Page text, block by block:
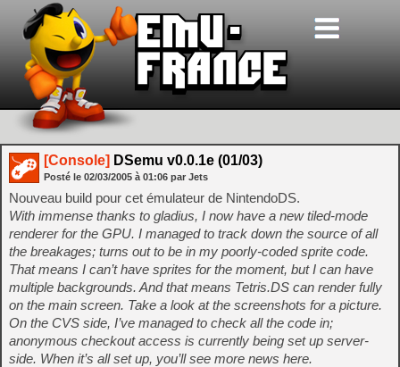
[Console] DSemu v0.0.1e (01/03)
Posté le 02/03/2005 à 01:06 par Jets
Nouveau build pour cet émulateur de NintendoDS.
With immense thanks to gladius, I now have a new tiled-mode
renderer for the GPU. I managed to track down the source of all
the breakages; turns out to be in my poorly-coded sprite code.
That means I can’t have sprites for the moment, but I can have
multiple backgrounds. And that means Tetris.DS can render fully
on the main screen. Take a look at the screenshots for a picture.
On the CVS side, I’ve managed to check all the code in;
anonymous checkout access is currently being set up server-
side. When it’s all set up, you’ll see more news here.